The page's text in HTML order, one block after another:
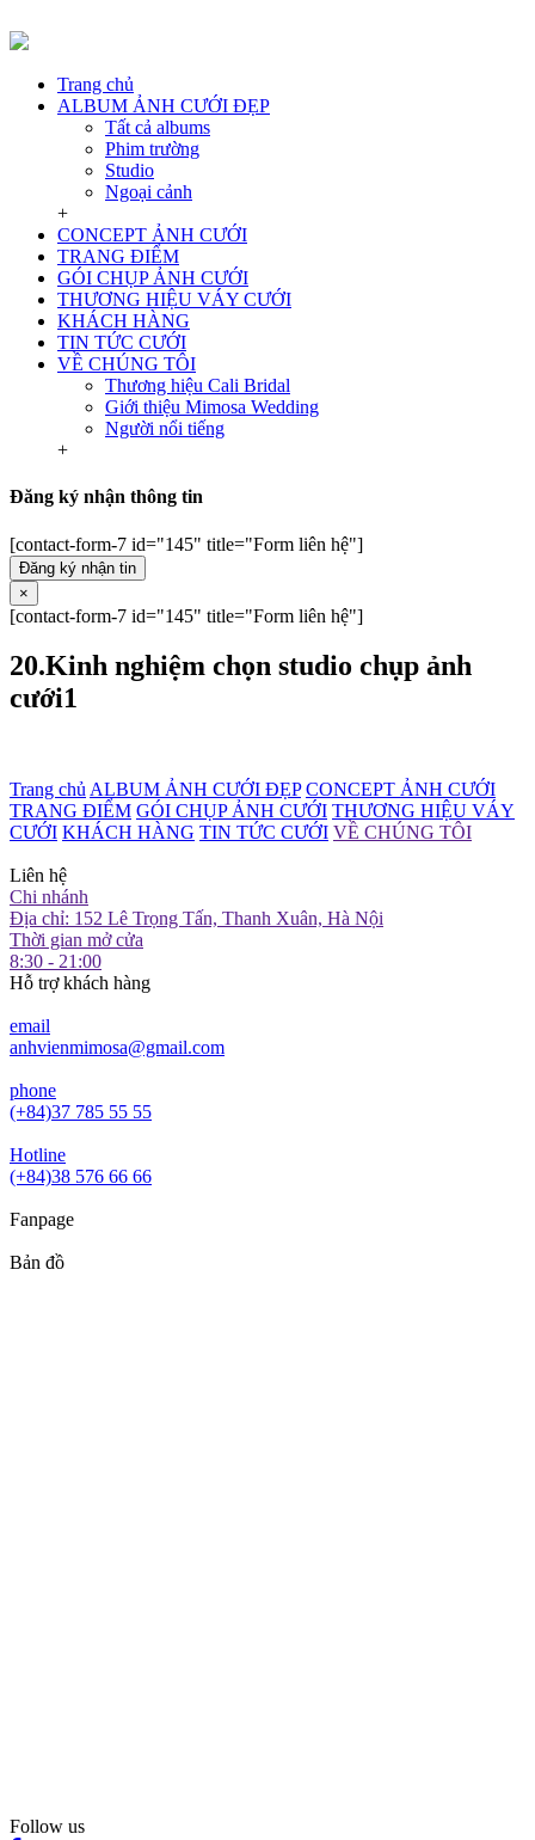
Trang chủ
ALBUM ẢNH CƯỚI ĐẸP
Tất cả albums
Phim trường
Studio
Ngoại cảnh
+
CONCEPT ẢNH CƯỚI
TRANG ĐIỂM
GÓI CHỤP ẢNH CƯỚI
THƯƠNG HIỆU VÁY CƯỚI
KHÁCH HÀNG
TIN TỨC CƯỚI
VỀ CHÚNG TÔI
Thương hiệu Cali Bridal
Giới thiệu Mimosa Wedding
Người nổi tiếng
+
Đăng ký nhận thông tin
[contact-form-7 id="145" title="Form liên hệ"]
Đăng ký nhận tin
×
[contact-form-7 id="145" title="Form liên hệ"]
20.Kinh nghiệm chọn studio chụp ảnh
cưới1
Trang chủ ALBUM ẢNH CƯỚI ĐẸP CONCEPT ẢNH CƯỚI
TRANG ĐIỂM GÓI CHỤP ẢNH CƯỚI THƯƠNG HIỆU VÁY
CƯỚI KHÁCH HÀNG TIN TỨC CƯỚI VỀ CHÚNG TÔI
Liên hệ
Chi nhánh
Địa chỉ: 152 Lê Trọng Tấn, Thanh Xuân, Hà Nội
Thời gian mở cửa
8:30 - 21:00
Hỗ trợ khách hàng
email
anhvienmimosa@gmail.com
phone
(+84)37 785 55 55
Hotline
(+84)38 576 66 66
Fanpage
Bản đồ
Follow us